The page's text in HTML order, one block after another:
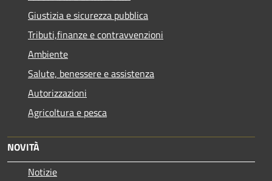
Giustizia e sicurezza pubblica
Tributi,finanze e contravvenzioni
Ambiente
Salute, benessere e assistenza
Autorizzazioni
Agricoltura e pesca
NOVITÀ
Notizie